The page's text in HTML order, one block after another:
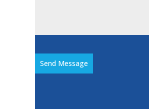
Send Message